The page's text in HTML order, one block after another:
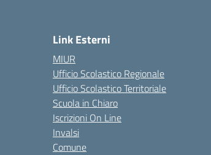
Link Esterni
MIUR
Ufficio Scolastico Regionale
Ufficio Scolastico Territoriale
Scuola in Chiaro
Iscrizioni On Line
Invalsi
Comune